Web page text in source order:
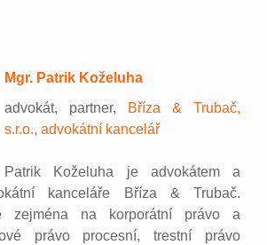
Mgr. Patrik Koželuha
advokát, partner,
Bříza & Trubač,
s.r.o., advokátní kancelář
Patrik Koželuha je advokátem a
kanceláře Bříza & Trubač.
zejména na korporátní právo a
právo procesní, trestní právo